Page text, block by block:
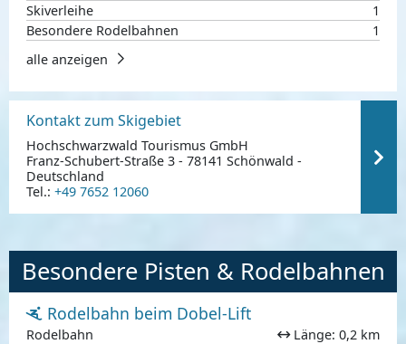
Skiverleihe
1
Besondere Rodelbahnen
1
alle anzeigen
Kontakt zum Skigebiet
Hochschwarzwald Tourismus GmbH
Franz-Schubert-Straße 3 - 78141 Schönwald -
Deutschland
Tel.: +49 7652 12060
Besondere Pisten & Rodelbahnen
Rodelbahn beim Dobel-Lift
Rodelbahn Länge: 0,2 km